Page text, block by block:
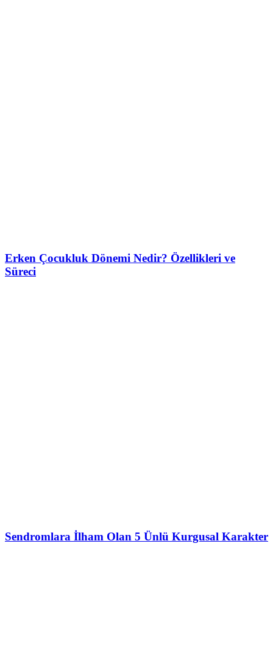
Erken Çocukluk Dönemi Nedir? Özellikleri ve
Süreci
Sendromlara İlham Olan 5 Ünlü Kurgusal Karakter